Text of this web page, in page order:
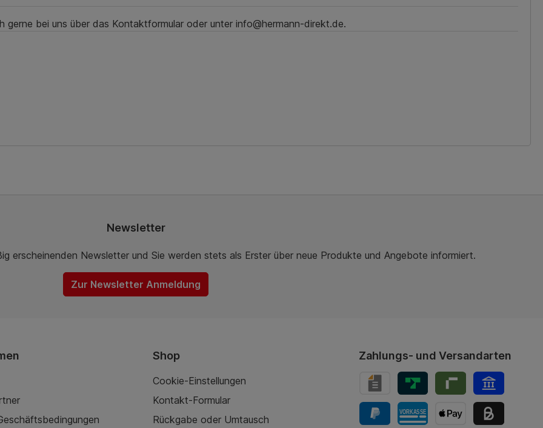
gerne bei uns über das Kontaktformular oder unter info@hermann-direkt.de.
Newsletter
erscheinenden Newsletter und Sie werden stets als Erster über neue Produkte und Angebote informiert.
Zur Newsletter Anmeldung
Shop
Cookie-Einstellungen
Kontakt-Formular
Rückgabe oder Umtausch
Zahlungs- und Versandarten